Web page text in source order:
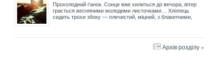
Прохолодний ґанок. Сонце вже хилиться до вечора, вітер
грається весняними молодими листочками… Хлопець
сидить трохи збоку — плечистий, міцний, з блакитними,
Архів розділу »